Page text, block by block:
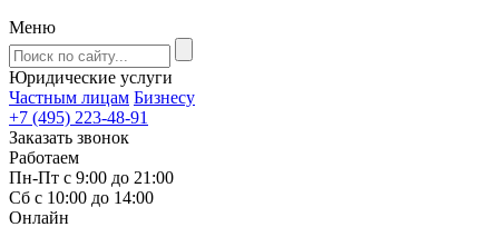
Меню
Юридические услуги
Частным лицам Бизнесу
+7 (495) 223-48-91
Заказать звонок
Работаем
Пн-Пт с 9:00 до 21:00
Сб с 10:00 до 14:00
Онлайн